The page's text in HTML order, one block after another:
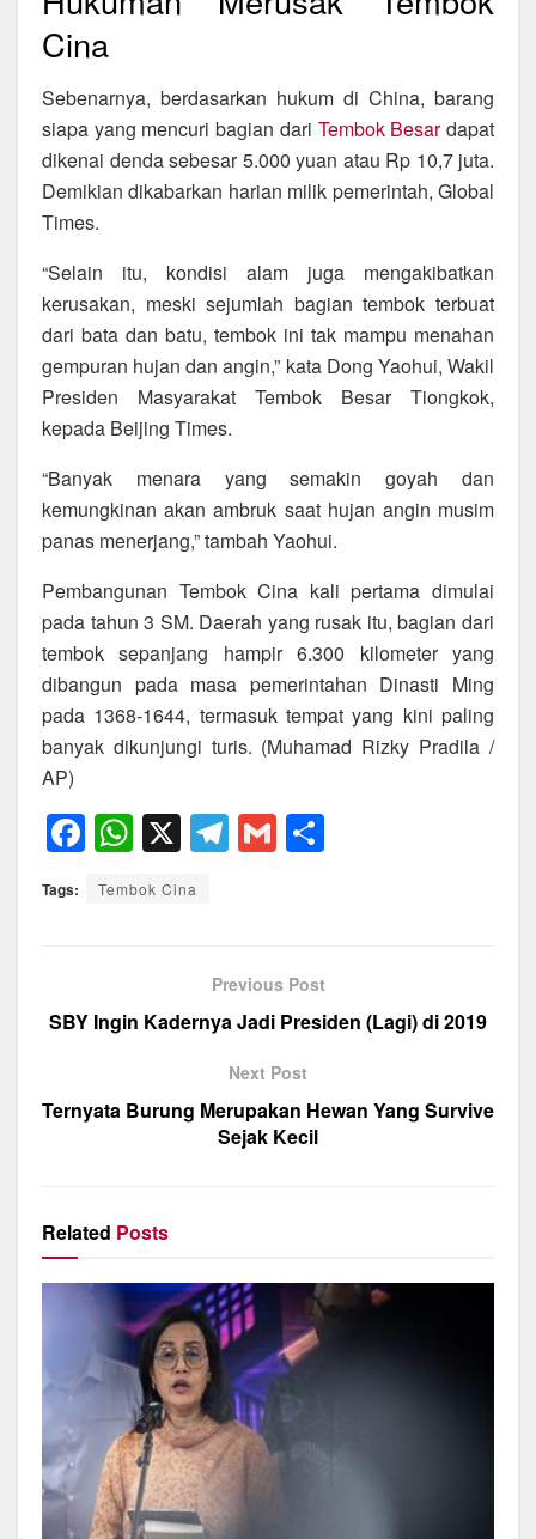
Cina
Sebenarnya, berdasarkan hukum di China, barang
siapa yang mencuri bagian dari Tembok Besardapat
dikenai denda sebesar 5.000 yuan atau Rp 10,7 juta.
Demikian dikabarkan harian milik pemerintah, Global
Times.
“Selain itu, kondisi alam juga mengakibatkan
kerusakan, meski sejumlah bagian tembok terbuat
dari bata dan batu, tembok ini tak mampu menahan
gempuran hujan dan angin,” kata Dong Yaohui, Wakil
Presiden Masyarakat Tembok Besar Tiongkok,
kepada Beijing Times.
“Banyak menara yang semakin goyah dan
kemungkinan akan ambruk saat hujan angin musim
panas menerjang,” tambah Yaohui.
Pembangunan Tembok Cina kali pertama dimulai
pada tahun 3 SM. Daerah yang rusak itu, bagian dari
tembok sepanjang hampir 6.300 kilometer yang
dibangun pada masa pemerintahan Dinasti Ming
pada 1368-1644, termasuk tempat yang kini paling
banyak dikunjungi turis. (Muhamad Rizky Pradila /
AP)
F
a
c
o
k
W
h
at
p
X T
el
a
m
G
m
Tags: Tembok Cina
Previous Post
SBY Ingin Kadernya Jadi Presiden (Lagi) di 2019
Next Post
Ternyata Burung Merupakan Hewan Yang Survive
Sejak Kecil
Related Posts